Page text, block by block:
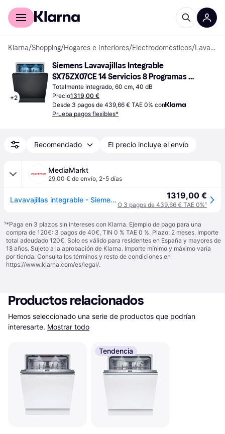
Comprar con Klarna
Klarna/Shopping/Hogares e Interiores/Electrodomésticos/ Lavavajillas
+2
Siemens Lavavajillas Integrable
SX75ZX07CE 14 Servicios 8 Programas
59.8 cm
Totalmente integrado, 60 cm, 40 dB
Precio1319,00 €
Desde 3 pagos de 439,66 € TAE 0% con
Prueba pagos flexibles*
Recomendado El precio incluye el envío
MediaMarkt
29,00 € de envío, 2-5 días
Lavavajillas integrable - Siemens SX75ZX07CE, 14 servicios, 8 programas, 59.8 cm, VarioSpeed+, Sin panelar 1319,00 €
O 3 pagos de 439,66 € TAE 0%¹
¹*Paga en 3 plazos sin intereses con Klarna. Ejemplo de pago para una
compra de 120€: 3 pagos de 40€, TIN 0 % TAE 0 %. Plazo: 2 meses. Importe
total adeudado 120€. Solo es válido para residentes en España y mayores de
18 años. Sujeto a la aprobación de Klarna. Importe mínimo y máximo varía
por tienda. Consulta los términos y resto de condiciones en
https://www.klarna.com/es/legal/.
Productos relacionados
Hemos seleccionado una serie de productos que podrían
interesarte. Mostrar todo
Tendencia